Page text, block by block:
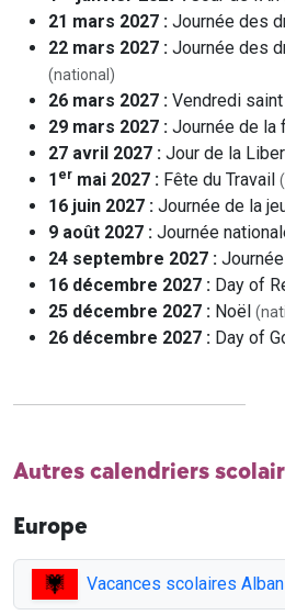
21 mars 2027 : Journée des
22 mars 2027 : Journée des
(national)
26 mars 2027 : Vendredi saint
29 mars 2027 : Journée de la
27 avril 2027 : Jour de la
1 er mai 2027 : Fête du Travail
16 juin 2027 : Journée de la
9 août 2027 : Journée
24 septembre 2027 :
16 décembre 2027 : Day of
25 décembre 2027 : Noël
26 décembre 2027 : Day of
Autres calendriers
Europe
Vacances scolaires